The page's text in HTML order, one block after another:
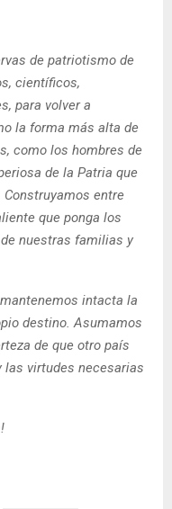
de patriotismo de
científicos,
para volver a
la forma más alta de
como los hombres de
de la Patria que
entre
que ponga los
nuestras familias y
intacta la
destino. Asumamos
de que otro país
virtudes necesarias